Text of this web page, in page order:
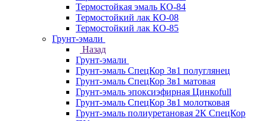
Термостойкая эмаль КО-84
Термостойкий лак КО-08
Термостойкий лак КО-85
Грунт-эмали
Назад
Грунт-эмали
Грунт-эмаль СпецКор 3в1 полуглянец
Грунт-эмаль СпецКор 3в1 матовая
Грунт-эмаль эпоксиэфирная Цинкоfull
Грунт-эмаль СпецКор 3в1 молотковая
Грунт-эмаль полиуретановая 2К СпецКор